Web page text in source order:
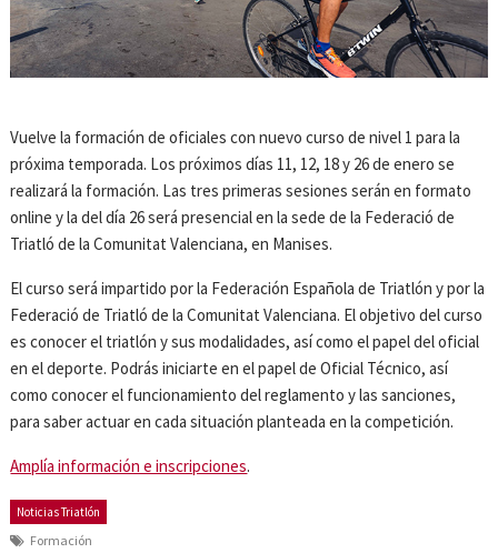
Vuelve la formación de oficiales con nuevo curso de nivel 1 para la
próxima temporada. Los próximos días 11, 12, 18 y 26 de enero se
realizará la formación. Las tres primeras sesiones serán en formato
online y la del día 26 será presencial en la sede de la Federació de
Triatló de la Comunitat Valenciana, en Manises.
El curso será impartido por la Federación Española de Triatlón y por la
Federació de Triatló de la Comunitat Valenciana. El objetivo del curso
es conocer el triatlón y sus modalidades, así como el papel del oficial
en el deporte. Podrás iniciarte en el papel de Oficial Técnico, así
como conocer el funcionamiento del reglamento y las sanciones,
para saber actuar en cada situación planteada en la competición.
Amplía información e inscripciones.
Noticias Triatlón
Formación